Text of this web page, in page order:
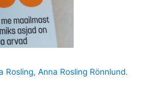
Rosling, Anna Rosling Rönnlund.